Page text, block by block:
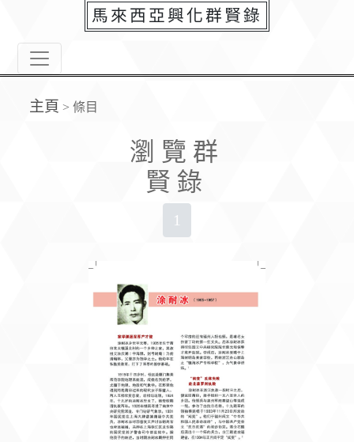
馬來西亞興化群賢錄
主頁 >條目
瀏覽群
賢錄
1